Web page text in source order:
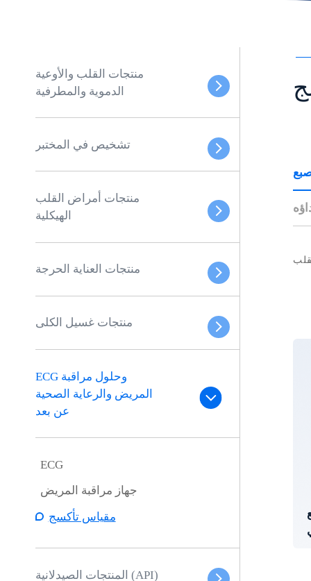
منتجات القلب والأوعية
الدموية والمطرفية
تشخيص في المختبر
منتجات أمراض القلب
الهيكلية
منتجات العناية الحرجة
منتجات غسيل الكلى
ECG وحلول مراقبة
المريض والرعاية الصحية
عن بعد
ECG
جهاز مراقبة المريض
مقياس تأكسج
المنتجات الصيدلانية (API)